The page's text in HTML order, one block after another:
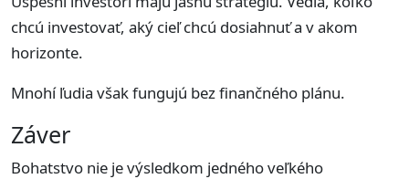
chcú investovať, aký cieľ chcú dosiahnuť a v akom
horizonte.
Mnohí ľudia však fungujú bez finančného plánu.
Záver
Bohatstvo nie je výsledkom jedného veľkého